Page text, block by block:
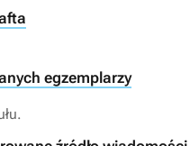
egzemplarzy